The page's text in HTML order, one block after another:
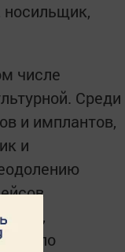
носильщик,
числе
Среди
и имплантов,
и
по